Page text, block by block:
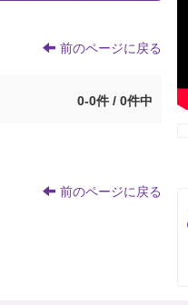
前のページに戻る
0-0件 / 0件中
前のページに戻る